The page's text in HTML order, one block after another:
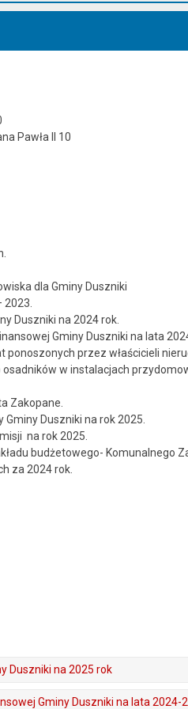
Pawła II 10
dla Gminy Duszniki
Duszniki na 2024 rok.
Gminy Duszniki na lata
ponoszonych przez właścicieli
w instalacjach
Zakopane.
Duszniki na rok 2025.
na rok 2025.
budżetowego- Komunalnego
za 2024 rok.
Duszniki na 2025 rok
Gminy Duszniki na lata 2024-